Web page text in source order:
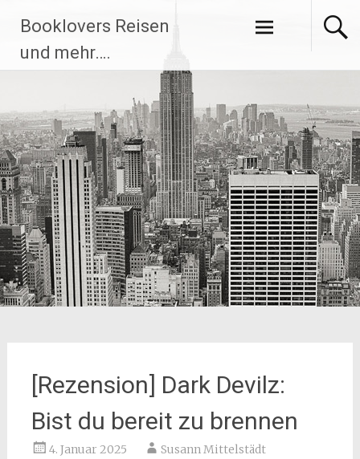
Inhalt
springen
Booklovers Reisen
und mehr….
[Rezension] Dark Devilz:
Bist du bereit zu brennen
4. Januar 2025 Susann Mittelstädt